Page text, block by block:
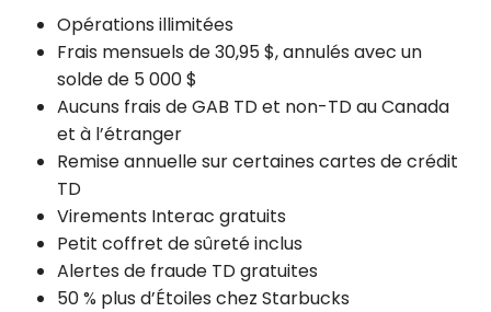
Opérations illimitées
Frais mensuels de 30,95 $, annulés avec un
solde de 5 000 $
Aucuns frais de GAB TD et non-TD au Canada
et à l’étranger
Remise annuelle sur certaines cartes de crédit
TD
Virements Interac gratuits
Petit coffret de sûreté inclus
Alertes de fraude TD gratuites
50 % plus d’Étoiles chez Starbucks